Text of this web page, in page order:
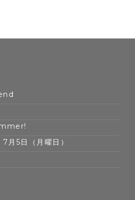
5日（月曜日）